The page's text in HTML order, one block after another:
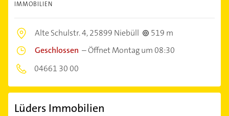
IMMOBILIEN
Alte Schulstr. 4,25899 Niebüll
519 m
Geschlossen –Öffnet Montag um 08:30
04661 30 00
Lüders Immobilien